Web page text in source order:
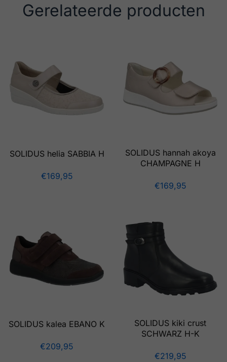
Gerelateerde producten
SOLIDUS helia SABBIA H
€169,95
SOLIDUS hannah akoya
CHAMPAGNE H
€169,95
SOLIDUS kalea EBANO K
€209,95
SOLIDUS kiki crust
SCHWARZ H-K
€219,95